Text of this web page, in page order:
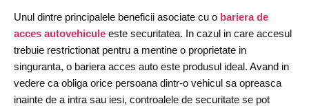
Unul dintre principalele beneficii asociate cu o bariera de
acces autovehicule este securitatea. In cazul in care accesul
trebuie restrictionat pentru a mentine o proprietate in
singuranta, o bariera acces auto este produsul ideal. Avand in
vedere ca obliga orice persoana dintr-o vehicul sa opreasca
inainte de a intra sau iesi, controalele de securitate se pot